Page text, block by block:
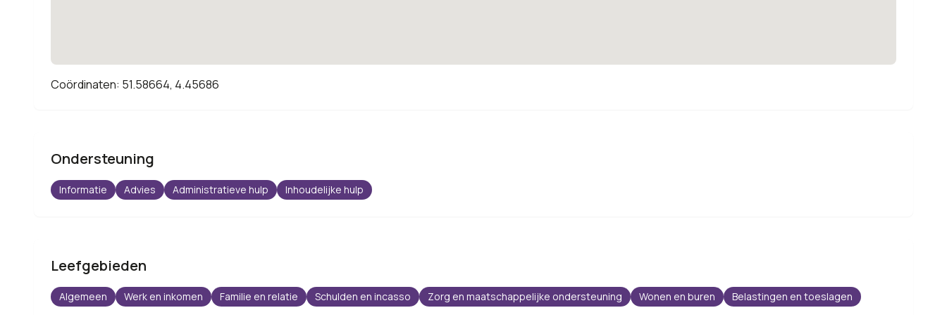
Coördinaten: 51.58664, 4.45686
Ondersteuning
Informatie Advies Administratieve hulp Inhoudelijke hulp
Leefgebieden
Algemeen Werk en inkomen Familie en relatie Schulden en incasso Zorg en maatschappelijke ondersteuning Wonen en buren Belastingen en toeslagen